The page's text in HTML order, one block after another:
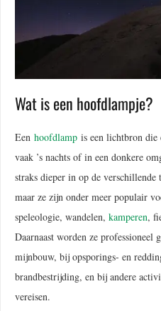
Wat is een hoofdlampje?
Een hoofdlamp is een lichtbron die
vaak ’s nachts of in een donkere
straks dieper in op de verschillende
maar ze zijn onder meer populair
speleologie, wandelen, kamperen,
Daarnaast worden ze
mijnbouw, bij opsporings- en
brandbestrijding, en bij andere
vereisen.